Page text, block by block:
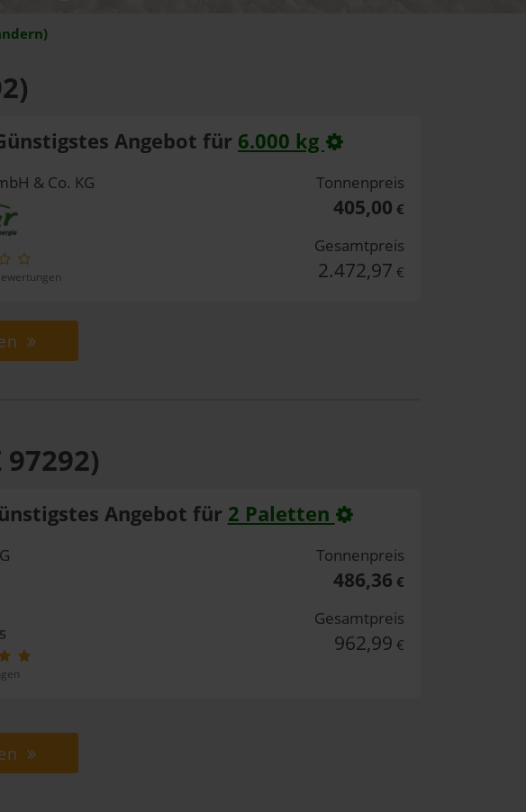
Angebot für 6.000 kg
& Co. KG Tonnenpreis
405,00 €
Gesamtpreis
2.472,97 €
Angebot für 2 Paletten
Tonnenpreis
486,36 €
Gesamtpreis
962,99 €